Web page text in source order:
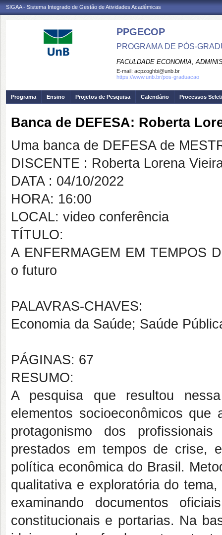
SIGAA - Sistema Integrado de Gestão de Atividades Acadêmicas
PPGECOP
PROGRAMA DE PÓS-
FACULDADE ECONOMIA,
E-mail: acpzoghbi@unb.br
https://www.unb.br/pos-graduacao
Programa Ensino Projetos de Pesquisa Calendário Processos
Banca de DEFESA: Roberta
Uma banca de DEFESA de
DISCENTE : Roberta Lorena
DATA : 04/10/2022
HORA: 16:00
LOCAL: video conferência
TÍTULO:
A ENFERMAGEM EM TEMPOS
o futuro
PALAVRAS-CHAVES:
Economia da Saúde; Saúde
PÁGINAS: 67
RESUMO:
A pesquisa que resultou
elementos socioeconômicos
protagonismo dos
prestados em tempos de crise,
política econômica do Brasil.
qualitativa e exploratória do
examinando documentos
constitucionais e portarias. Na